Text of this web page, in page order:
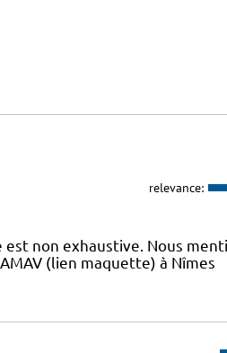
relevance:
non exhaustive. Nous
(lien maquette) à Nîmes